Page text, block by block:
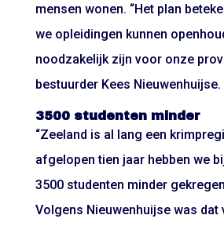
mensen wonen. “Het plan
we opleidingen kunnen
noodzakelijk zijn voor onze
bestuurder Kees Nieuwenhuijse.
3500 studenten minder
“Zeeland is al lang een
afgelopen tien jaar hebben we
3500 studenten minder
Volgens Nieuwenhuijse was dat